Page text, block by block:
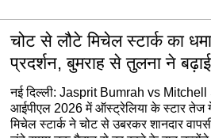
चोट से लौटे मिचेल स्टार्क का
प्रदर्शन, बुमराह से तुलना ने बढ़ाई
नई दिल्ली: Jasprit Bumrah vs Mitchell
आईपीएल 2026 में ऑस्ट्रेलिया के स्टार तेज
मिचेल स्टार्क ने चोट से उबरकर शानदार